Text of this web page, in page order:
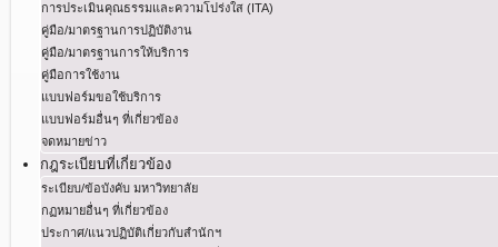
การประเมินคุณธรรมและความโปร่งใส (ITA)
คู่มือ/มาตรฐานการปฏิบัติงาน
คู่มือ/มาตรฐานการให้บริการ
คู่มือการใช้งาน
แบบฟอร์มขอใช้บริการ
แบบฟอร์มอื่นๆ ที่เกี่ยวข้อง
จดหมายข่าว
กฎระเบียบที่เกี่ยวข้อง
ระเบียบ/ข้อบังคับ มหาวิทยาลัย
กฏหมายอื่นๆ ที่เกี่ยวข้อง
ประกาศ/แนวปฏิบัติเกี่ยวกับสำนักฯ